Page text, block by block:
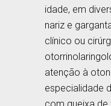
idade, em
nariz e
clínico ou
atenção à
especialidade